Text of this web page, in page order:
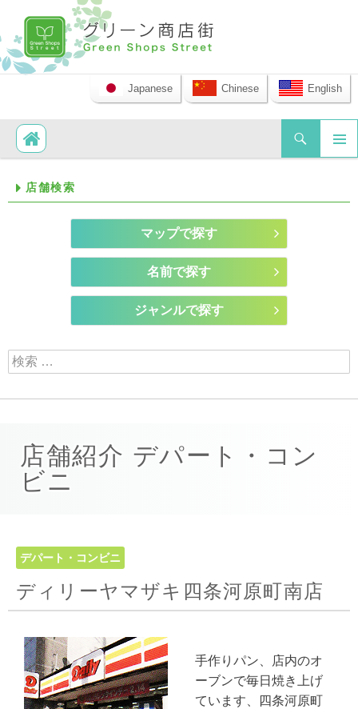
Japanese Chinese English
検索
コンテンツへ移動
店舗検索
マップで探す
名前で探す
ジャンルで探す
検索:
店舗紹介 デパート・コン
ビニ
デパート・コンビニ
ディリーヤマザキ四条河原町南店
手作りパン、店内のオ
ーブンで毎日焼き上げ
ています、四条河原町